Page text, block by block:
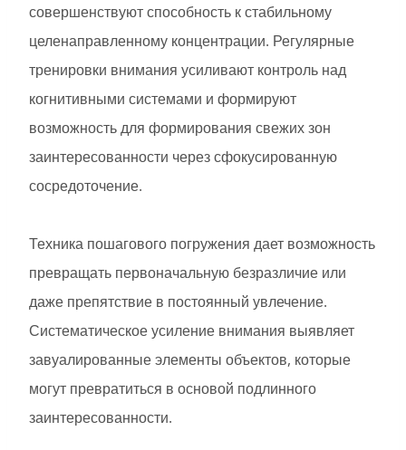
совершенствуют способность к стабильному
целенаправленному концентрации. Регулярные
тренировки внимания усиливают контроль над
когнитивными системами и формируют
возможность для формирования свежих зон
заинтересованности через сфокусированную
сосредоточение.
Техника пошагового погружения дает возможность
превращать первоначальную безразличие или
даже препятствие в постоянный увлечение.
Систематическое усиление внимания выявляет
завуалированные элементы объектов, которые
могут превратиться в основой подлинного
заинтересованности.